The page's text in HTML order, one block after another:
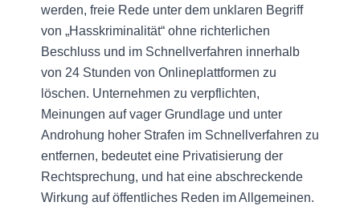
werden, freie Rede unter dem unklaren Begriff
von „Hasskriminalität“ ohne richterlichen
Beschluss und im Schnellverfahren innerhalb
von 24 Stunden von Onlineplattformen zu
löschen. Unternehmen zu verpflichten,
Meinungen auf vager Grundlage und unter
Androhung hoher Strafen im Schnellverfahren zu
entfernen, bedeutet eine Privatisierung der
Rechtsprechung, und hat eine abschreckende
Wirkung auf öffentliches Reden im Allgemeinen.